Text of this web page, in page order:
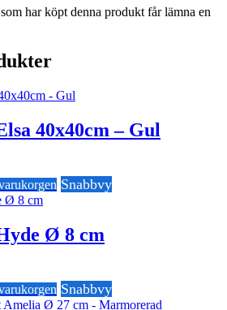
har köpt denna produkt får lämna en
40x40cm – Gul
Snabbvy
Ø 8 cm
Snabbvy